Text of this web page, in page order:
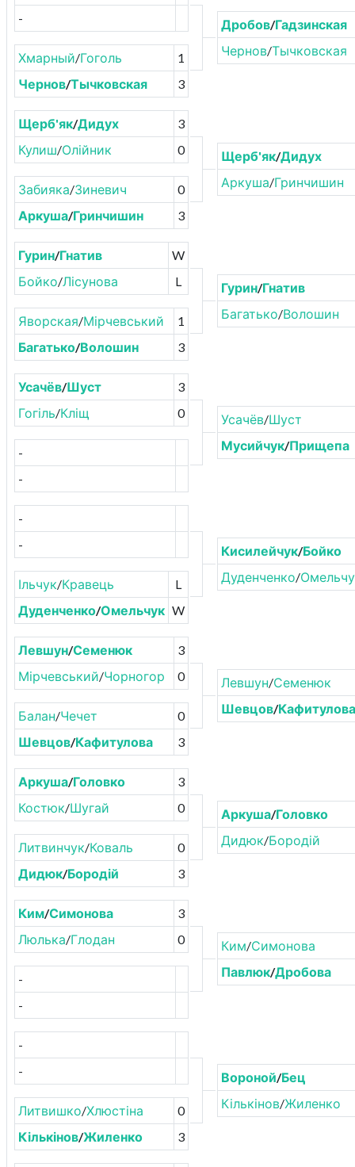
-
Хмарный/Гоголь
1
Чернов/Тычковская 3
Щерб'як/Дидух
3
Кулиш/Олійник 0
Забияка/Зиневич
0
Аркуша/Гринчишин 3
Гурин/Гнатив
W
Бойко/Лісунова L
Яворская/Мірчевський
1
Багатько/Волошин 3
Усачёв/Шуст
3
Гогіль/Кліщ 0
-
-
-
-
Ільчук/Кравець
L
Дуденченко/Омельчук W
Левшун/Семенюк
3
Мірчевський/Чорногор 0
Балан/Чечет
0
Шевцов/Кафитулова 3
Аркуша/Головко
3
Костюк/Шугай 0
Литвинчук/Коваль
0
Дидюк/Бородій 3
Ким/Симонова
3
Люлька/Глодан 0
-
-
-
-
Литвишко/Хлюстіна
0
Кількінов/Жиленко 3
Дробов/Гадзинская
Чернов/Тычковская
Щерб'як/Дидух
Аркуша/Гринчишин
Гурин/Гнатив
Багатько/Волошин
Усачёв/Шуст
Мусийчук/Прищепа
Кисилейчук/Бойко
Дуденченко/
Левшун/Семенюк
Шевцов/Кафитулова
Аркуша/Головко
Дидюк/Бородій
Ким/Симонова
Павлюк/Дробова
Вороной/Бец
Кількінов/Жиленко